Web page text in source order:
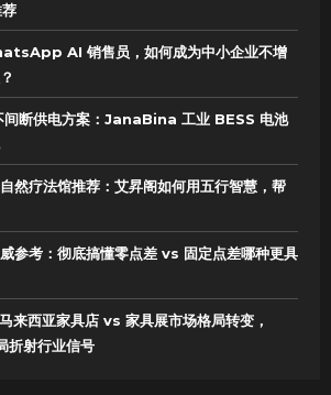
AI 销售员，如何成为中小企业不增
间断供电方案：JanaBina 工业 BESS 电池
疗法馆推荐：艾昇阁如何用五行智慧，帮
参考：彻底搞懂零点差 vs 固定点差哪种更具
来西亚家具店 vs 家具展市场格局转变，
射行业信号